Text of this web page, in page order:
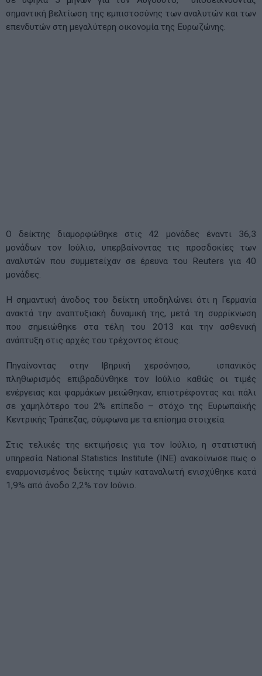
σημαντική βελτίωση της εμπιστοσύνης των αναλυτών και των
επενδυτών στη μεγαλύτερη οικονομία της Ευρωζώνης.
Ο δείκτης διαμορφώθηκε στις 42 μονάδες έναντι 36,3
μονάδων τον Ιούλιο, υπερβαίνοντας τις προσδοκίες των
αναλυτών που συμμετείχαν σε έρευνα του Reuters για 40
μονάδες.
Η σημαντική άνοδος του δείκτη υποδηλώνει ότι η Γερμανία
ανακτά την αναπτυξιακή δυναμική της, μετά τη συρρίκνωση
που σημειώθηκε στα τέλη του 2013 και την ασθενική
ανάπτυξη στις αρχές του τρέχοντος έτους.
Πηγαίνοντας στην Ιβηρική χερσόνησο, ισπανικός
πληθωρισμός επιβραδύνθηκε τον Ιούλιο καθώς οι τιμές
ενέργειας και φαρμάκων μειώθηκαν, επιστρέφοντας και πάλι
σε χαμηλότερο του 2% επίπεδο – στόχο της Ευρωπαϊκής
Κεντρικής Τράπεζας, σύμφωνα με τα επίσημα στοιχεία.
Στις τελικές της εκτιμήσεις για τον Ιούλιο, η στατιστική
υπηρεσία National Statistics Institute (INE) ανακοίνωσε πως ο
εναρμονισμένος δείκτης τιμών καταναλωτή ενισχύθηκε κατά
1,9% από άνοδο 2,2% τον Ιούνιο.